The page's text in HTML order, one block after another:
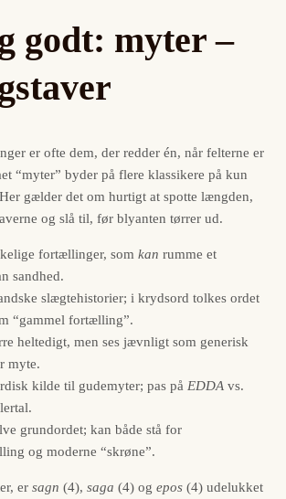
godt: myter –
er ofte dem, der redder én, når felterne er
“myter” byder på flere klassikere på kun
gælder det om hurtigt at spotte længden,
og slå til, før blyanten tørrer ud.
fortællinger, som kan rumme et
sandhed.
slægtehistorier; i krydsord tolkes ordet
“gammel fortælling”.
heltedigt, men ses jævnligt som generisk
myte.
kilde til gudemyter; pas på EDDA vs.
grundordet; kan både stå for
og moderne “skrøne”.
er sagn (4), saga (4) og epos (4) udelukket